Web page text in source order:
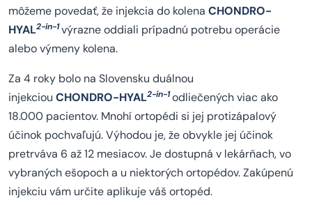
môžeme povedať, že injekcia do kolena CHONDRO-
HYAL2-in-1výrazne oddiali prípadnú potrebu operácie
alebo výmeny kolena.
Za 4 roky bolo na Slovensku duálnou
injekciou CHONDRO-HYAL2-in-1odliečených viac ako
18.000 pacientov. Mnohí ortopédi si jej protizápalový
účinok pochvaľujú. Výhodou je, že obvykle jej účinok
pretrváva 6 až 12 mesiacov. Je dostupná v lekárňach, vo
vybraných ešopoch a u niektorých ortopédov. Zakúpenú
injekciu vám určite aplikuje váš ortopéd.